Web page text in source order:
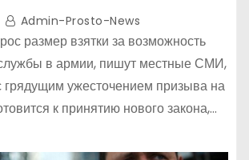
Admin-Prosto-News
размер взятки за возможность
службы в армии, пишут местные СМИ,
грядущим ужесточением призыва на
к принятию нового закона,…